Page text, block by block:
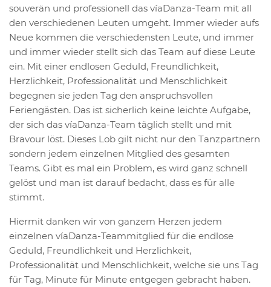
souverän und professionell das víaDanza-Team mit all
den verschiedenen Leuten umgeht. Immer wieder aufs
Neue kommen die verschiedensten Leute, und immer
und immer wieder stellt sich das Team auf diese Leute
ein. Mit einer endlosen Geduld, Freundlichkeit,
Herzlichkeit, Professionalität und Menschlichkeit
begegnen sie jeden Tag den anspruchsvollen
Feriengästen. Das ist sicherlich keine leichte Aufgabe,
der sich das víaDanza-Team täglich stellt und mit
Bravour löst. Dieses Lob gilt nicht nur den Tanzpartnern
sondern jedem einzelnen Mitglied des gesamten
Teams. Gibt es mal ein Problem, es wird ganz schnell
gelöst und man ist darauf bedacht, dass es für alle
stimmt.
Hiermit danken wir von ganzem Herzen jedem
einzelnen víaDanza-Teammitglied für die endlose
Geduld, Freundlichkeit und Herzlichkeit,
Professionalität und Menschlichkeit, welche sie uns Tag
für Tag, Minute für Minute entgegen gebracht haben.